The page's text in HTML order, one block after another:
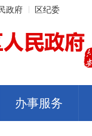
政府 区纪委
办事服务